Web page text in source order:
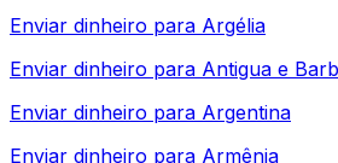
Enviar dinheiro para Argélia
Enviar dinheiro para Antigua e
Enviar dinheiro para Argentina
Enviar dinheiro para Armênia